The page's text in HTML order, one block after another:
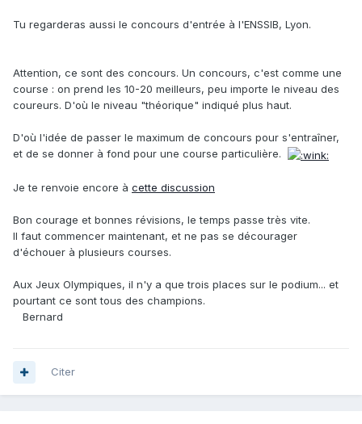
Tu regarderas aussi le concours d'entrée à l'ENSSIB, Lyon.
Attention, ce sont des concours. Un concours, c'est comme une
course : on prend les 10-20 meilleurs, peu importe le niveau des
coureurs. D'où le niveau "théorique" indiqué plus haut.
D'où l'idée de passer le maximum de concours pour s'entraîner,
et de se donner à fond pour une course particulière.
Je te renvoie encore à cette discussion
Bon courage et bonnes révisions, le temps passe très vite.
Il faut commencer maintenant, et ne pas se décourager
d'échouer à plusieurs courses.
Aux Jeux Olympiques, il n'y a que trois places sur le podium... et
pourtant ce sont tous des champions.
Bernard
Citer